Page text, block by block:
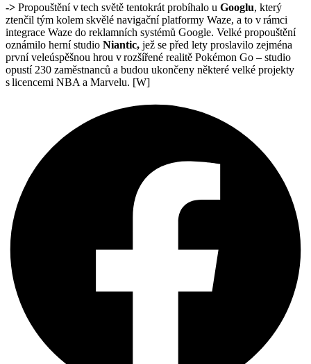
-> Propouštění v tech světě tentokrát probíhalo u Googlu, který
ztenčil tým kolem skvělé navigační platformy Waze, a to v rámci
integrace Waze do reklamních systémů Google. Velké propouštění
oznámilo herní studio Niantic, jež se před lety proslavilo zejména
první veleúspěšnou hrou v rozšířené realitě Pokémon Go – studio
opustí 230 zaměstnanců a budou ukončeny některé velké projekty
s licencemi NBA a Marvelu. [W]